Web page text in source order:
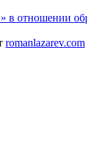
отношении
romanlazarev.com